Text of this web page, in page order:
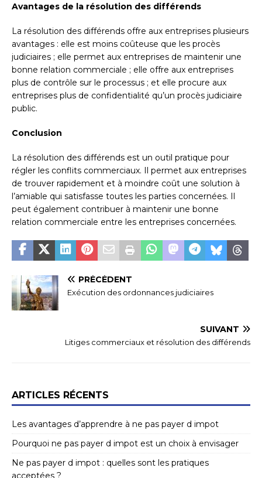
Avantages de la résolution des différends
La résolution des différends offre aux entreprises plusieurs
avantages : elle est moins coûteuse que les procès
judiciaires ; elle permet aux entreprises de maintenir une
bonne relation commerciale ; elle offre aux entreprises
plus de contrôle sur le processus ; et elle procure aux
entreprises plus de confidentialité qu’un procès judiciaire
public.
Conclusion
La résolution des différends est un outil pratique pour
régler les conflits commerciaux. Il permet aux entreprises
de trouver rapidement et à moindre coût une solution à
l’amiable qui satisfasse toutes les parties concernées. Il
peut également contribuer à maintenir une bonne
relation commerciale entre les entreprises concernées.
PRÉCÉDENT
Exécution des ordonnances judiciaires
SUIVANT
Litiges commerciaux et résolution des différends
ARTICLES RÉCENTS
Les avantages d’apprendre à ne pas payer d impot
Pourquoi ne pas payer d impot est un choix à envisager
Ne pas payer d impot : quelles sont les pratiques
acceptées ?